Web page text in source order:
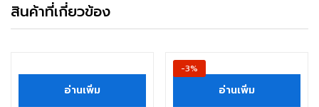
สินค้าที่เกี่ยวข้อง
อ่านเพิ่ม
-3%
อ่านเพิ่ม